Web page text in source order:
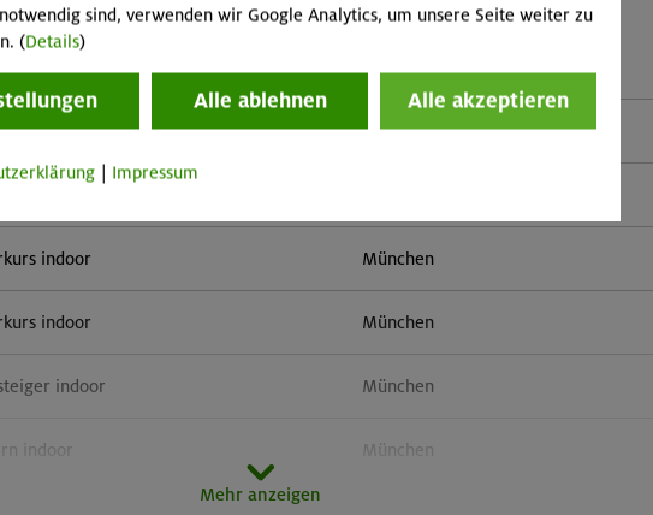
indoor Gilching
indoor (3 Termine)
indoor München
indoor München
indoor München
indoor München
Mehr anzeigen
sind, verwenden wir Google Analytics, um unsere Seite weiter zu
(Details)
Alle ablehnen Alle akzeptieren
| Impressum